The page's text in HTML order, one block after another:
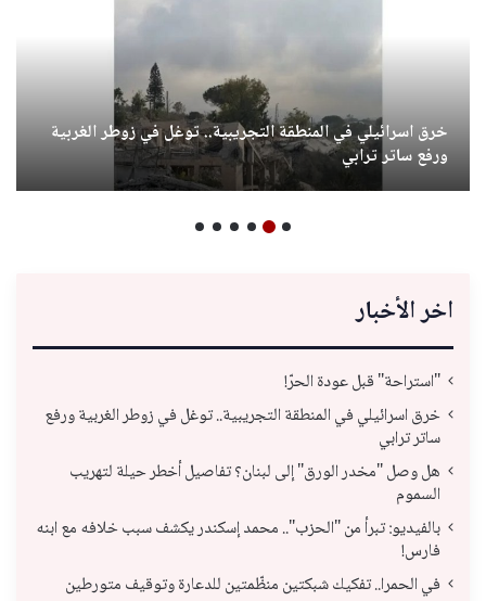
خرق اسرائيلي في المنطقة التجريبية.. توغل في زوطر الغربية
ورفع ساتر ترابي
اخر الأخبار
"استراحة" قبل عودة الحرّ!
خرق اسرائيلي في المنطقة التجريبية.. توغل في زوطر الغربية ورفع
ساتر ترابي
هل وصل "مخدر الورق" إلى لبنان؟ تفاصيل أخطر حيلة لتهريب
السموم
بالفيديو: تبرأ من "الحزب".. محمد إسكندر يكشف سبب خلافه مع ابنه
فارس!
في الحمرا.. تفكيك شبكتين منظّمتين للدعارة وتوقيف متورطين